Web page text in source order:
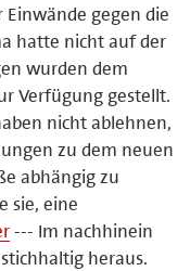
Einwände gegen die
hatte nicht auf der
wurden dem
Verfügung gestellt.
nicht ablehnen,
zu dem neuen
abhängig zu
sie, eine
--- Im nachhinein
heraus.